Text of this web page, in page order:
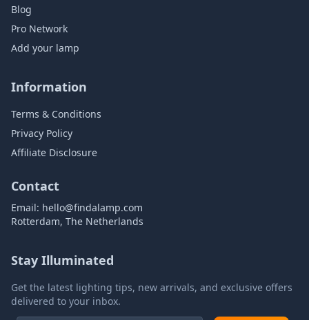
Blog
Pro Network
Add your lamp
Information
Terms & Conditions
Privacy Policy
Affiliate Disclosure
Contact
Email: hello@findalamp.com
Rotterdam, The Netherlands
Stay Illuminated
Get the latest lighting tips, new arrivals, and exclusive offers
delivered to your inbox.